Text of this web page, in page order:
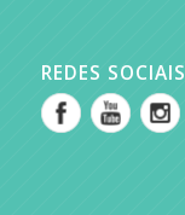
REDES SOCIAIS